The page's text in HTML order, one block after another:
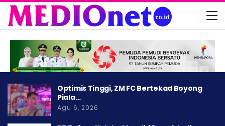
Optimis Tinggi, ZM FC Bertekad Boyong
Piala…
Agu 6, 2026